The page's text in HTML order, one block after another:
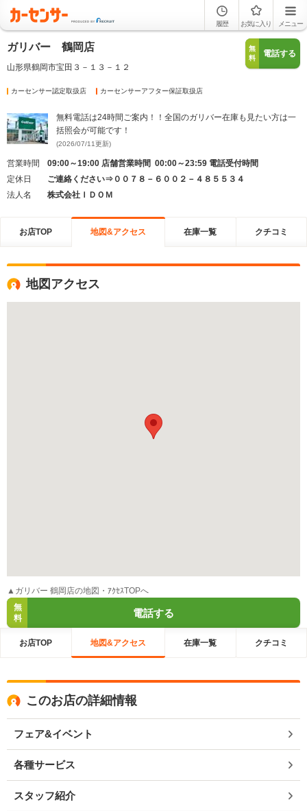
履歴 お気に入り メニュー
ガリバー 鶴岡店
山形県鶴岡市宝田３－１３－１２
無
料
電話する
カーセンサー認定取扱店 カーセンサーアフター保証取扱店
無料電話は24時間ご案内！！全国のガリバー在庫も見たい方は一
括照会が可能です！
(2026/07/11更新)
営業時間
09:00～19:00 店舗営業時間 00:00～23:59 電話受付時間
定休日
ご連絡ください⇒００７８－６００２－４８５５３４
法人名
株式会社ＩＤＯＭ
お店TOP 地図&アクセス 在庫一覧 クチコミ
地図アクセス
▲ガリバー 鶴岡店の地図・ｱｸｾｽTOPへ
無
料
電話する
お店TOP 地図&アクセス 在庫一覧 クチコミ
このお店の詳細情報
フェア&イベント
各種サービス
スタッフ紹介